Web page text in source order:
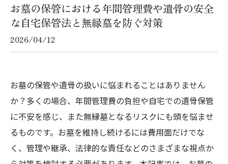
お墓の保管における年間管理費や遺骨の安全
な自宅保管法と無縁墓を防ぐ対策
2026/04/12
お墓の保管や遺骨の扱いに悩まれることはありません
か？多くの場合、年間管理費の負担や自宅での遺骨保管
に不安を感じ、また無縁墓となるリスクにも頭を悩ませ
るものです。お墓を維持し続けるには費用面だけでな
く、管理や継承、法律的な責任などのさまざまな視点か